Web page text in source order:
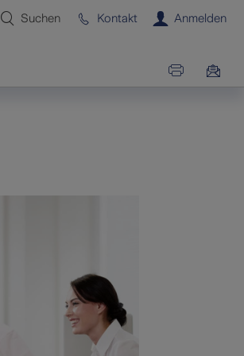
Suchen Kontakt Anmelden